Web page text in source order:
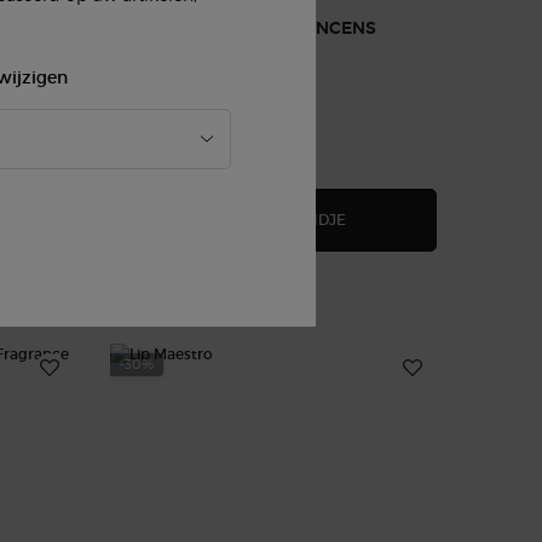
ARMANI/PRIVÉ BOIS D'ENCENS
IN WINKELMANDJE
-30%